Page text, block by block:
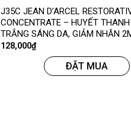
J35C JEAN D’ARCEL
CONCENTRATE – HUYẾT
TRẮNG SÁNG DA, GIẢM NHĂN
128,000₫
ĐẶT MUA